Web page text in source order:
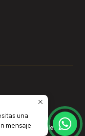
por Jumpseller
una
mensaje.